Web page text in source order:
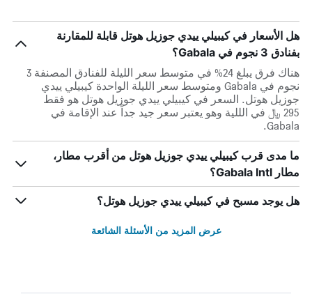
هل الأسعار في كيبيلي ييدي جوزيل هوتل قابلة للمقارنة
بفنادق 3 نجوم في Gabala؟
هناك فرق يبلغ 24% في متوسط ​​سعر الليلة للفنادق المصنفة 3
نجوم في Gabala ومتوسط ​​سعر الليلة الواحدة كيبيلي ييدي
جوزيل هوتل. السعر في كيبيلي ييدي جوزيل هوتل هو فقط
295 ﷼ في الللية وهو يعتبر سعر جيد جداً عند الإقامة في
Gabala.
ما مدى قرب كيبيلي ييدي جوزيل هوتل من أقرب مطار،
مطار Gabala Intl؟
هل يوجد مسبح في كيبيلي ييدي جوزيل هوتل؟
عرض المزيد من الأسئلة الشائعة